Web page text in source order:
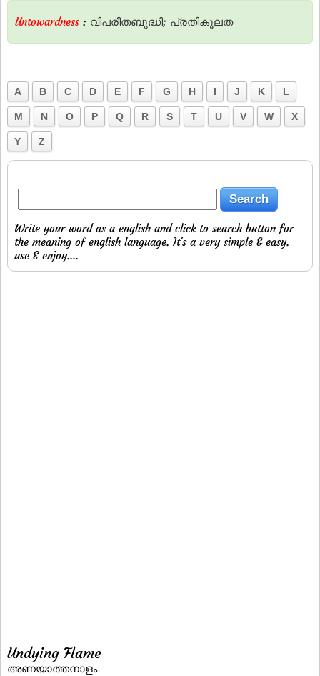
Untowardness: വിപരീതബുദ്ധി; പ്രതികൂലത
A B C D E F G H I J K L
M N O P Q R S T U V W X
Y Z
Write your word as a english and click to search button for
the meaning of english language. It's a very simple & easy.
use & enjoy....
Undying Flame
അണയാത്തനാളം